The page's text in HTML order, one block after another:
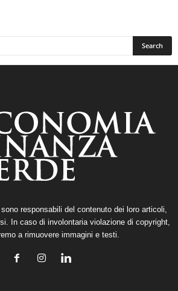
responsabili del contenuto dei loro articoli,
In caso di involontaria violazione di copyright,
a rimuovere immagini e testi.